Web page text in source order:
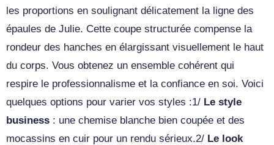
les proportions en soulignant délicatement la ligne des
épaules de Julie. Cette coupe structurée compense la
rondeur des hanches en élargissant visuellement le haut
du corps. Vous obtenez un ensemble cohérent qui
respire le professionnalisme et la confiance en soi. Voici
quelques options pour varier vos styles :1/ Le style
business : une chemise blanche bien coupée et des
mocassins en cuir pour un rendu sérieux.2/ Le look